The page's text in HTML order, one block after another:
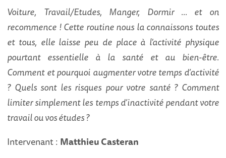
Voiture, Travail/Etudes, Manger, Dormir ... et on
recommence ! Cette routine nous la connaissons toutes
et tous, elle laisse peu de place à l'activité physique
pourtant essentielle à la santé et au bien-être.
Comment et pourquoi augmenter votre temps d’activité
? Quels sont les risques pour votre santé ? Comment
limiter simplement les temps d’inactivité pendant votre
travail ou vos études ?
Intervenant : Matthieu Casteran